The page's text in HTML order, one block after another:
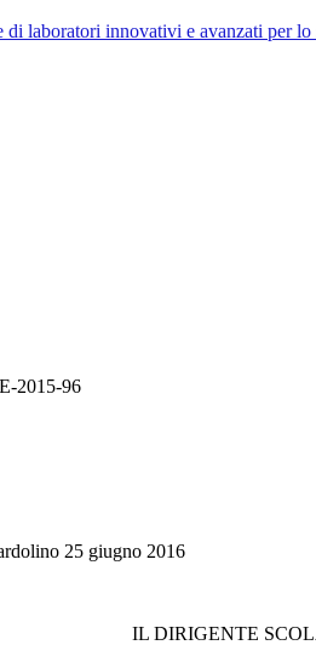
laboratori innovativi e avanzati per
2015-96
2016
IL DIRIGENTE